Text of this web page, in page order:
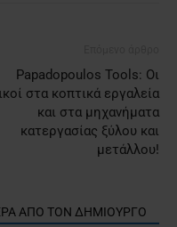
Papadopoulos Tools: Οι
στα κοπτικά εργαλεία
και στα μηχανήματα
κατεργασίας ξύλου και
μετάλλου!
ΑΠΟ ΤΟΝ ΔΗΜΙΟΥΡΓΟ